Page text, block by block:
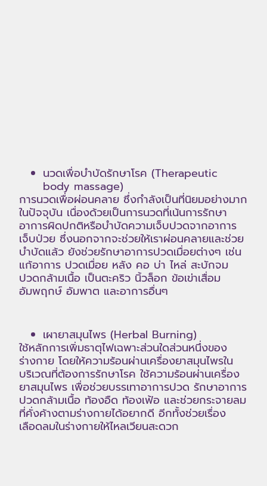
นวดเพื่อบำบัดรักษาโรค (Therapeutic
body massage)
การนวดเพื่อผ่อนคลาย ซึ่งกำลังเป็นที่นิยมอย่างมาก
ในปัจจุบัน เนื่องด้วยเป็นการนวดที่เน้นการรักษา
อาการผิดปกติหรือบำบัดความเจ็บปวดจากอาการ
เจ็บป่วย ซึ่งนอกจากจะช่วยให้เราผ่อนคลายและช่วย
บำบัดแล้ว ยังช่วยรักษาอาการปวดเมื่อยต่างๆ เช่น
แก้อาการ ปวดเมื่อย หลัง คอ บ่า ไหล่ สะบักจม
ปวดกล้ามเนื้อ เป็นตะคริว นิ้วล็อก ข้อเข่าเสื่อม
อัมพฤกษ์ อัมพาต และอาการอื่นๆ
เผายาสมุนไพร (Herbal Burning)
ใช้หลักการเพิ่มธาตุไฟเฉพาะส่วนใดส่วนหนึ่งของ
ร่างกาย โดยให้ความร้อนผ่านเครื่องยาสมุนไพรใน
บริเวณที่ต้องการรักษาโรค ใช้ความร้อนผ่านเครื่อง
ยาสมุนไพร เพื่อช่วยบรรเทาอาการปวด รักษาอาการ
ปวดกล้ามเนื้อ ท้องอืด ท้องเฟ้อ และช่วยกระจายลม
ที่คั่งค้างตามร่างกายได้อยากดี อีกทั้งช่วยเรื่อง
เลือดลมในร่างกายให้ไหลเวียนสะดวก